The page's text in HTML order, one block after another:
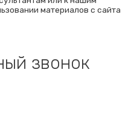
материалов с сайта
звонок